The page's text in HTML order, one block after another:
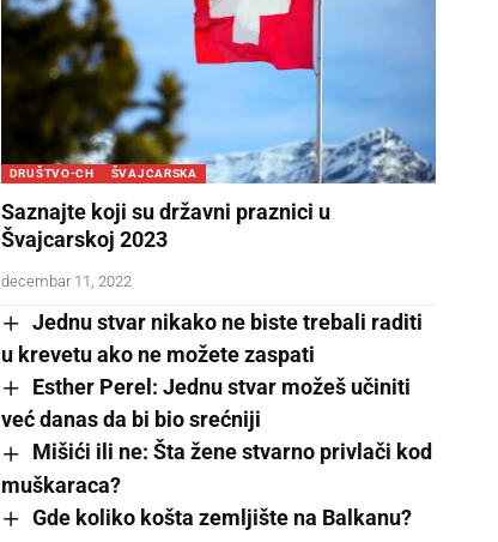
DRUŠTVO-CH ŠVAJCARSKA
Saznajte koji su državni praznici u
Švajcarskoj 2023
decembar 11, 2022
Jednu stvar nikako ne biste trebali raditi
u krevetu ako ne možete zaspati
Esther Perel: Jednu stvar možeš učiniti
već danas da bi bio srećniji
Mišići ili ne: Šta žene stvarno privlači kod
muškaraca?
Gde koliko košta zemljište na Balkanu?